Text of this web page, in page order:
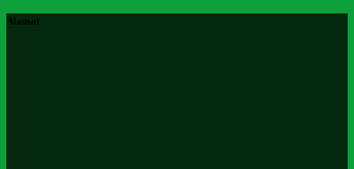
Alamat